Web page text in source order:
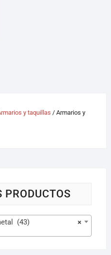
y taquillas / Armarios y
PRODUCTOS
×
(43)